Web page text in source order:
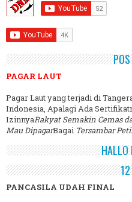
PAGAR LAUT
Pagar Laut yang terjadi di
Indonesia, Apalagi Ada
IzinnyaRakyat Semakin Cemas
Mau DipagarBagai Tersambar
HALLO
PANCASILA UDAH FINAL